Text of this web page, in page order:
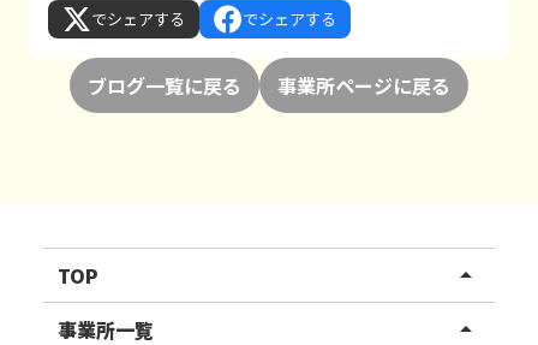
でシェアする でシェアする
ブログ一覧に戻る 事業所ページに戻る
TOP arrow_drop_up
リハスワーク
事業所一覧 arrow_drop_up